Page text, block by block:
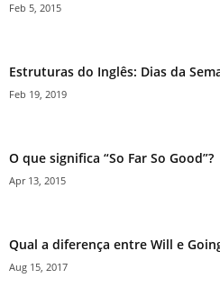
Feb 5, 2015
Estruturas do Inglês: Dias da
Feb 19, 2019
O que significa “So Far So Good”?
Apr 13, 2015
Qual a diferença entre Will e
Aug 15, 2017